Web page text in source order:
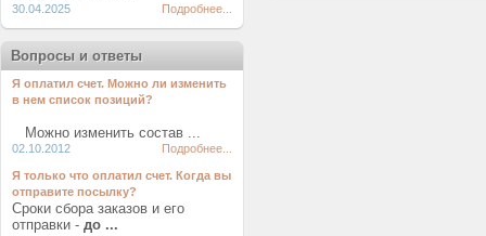
30.04.2025
Подробнее...
Вопросы и ответы
Я оплатил счет. Можно ли изменить
в нем список позиций?
Можно изменить состав ...
02.10.2012 Подробнее...
Я только что оплатил счет. Когда вы
отправите посылку?
Сроки сбора заказов и его
отправки - до ...